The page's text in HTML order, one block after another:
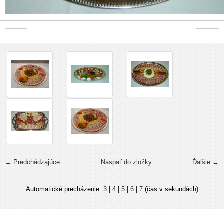
← Predchádzajúce Ďalšie →
Naspäť do zložky
Automatické precházenie: 3| 4| 5| 6| 7(čas v sekundách)